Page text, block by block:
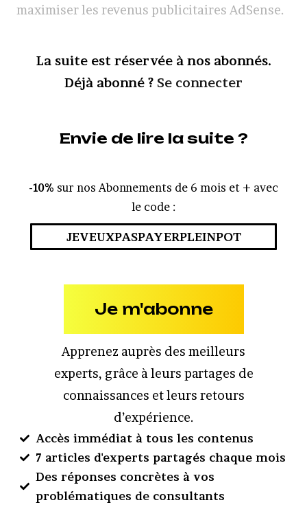
maximiser les revenus publicitaires AdSense.
La suite est réservée à nos abonnés.
Déjà abonné ? Se connecter
Envie de lire la suite ?
-10% sur nos Abonnements de 6 mois et + avec
le code :
JEVEUXPASPAYERPLEINPOT
Je m'abonne
Apprenez auprès des meilleurs
experts, grâce à leurs partages de
connaissances et leurs retours
d’expérience.
Accès immédiat à tous les contenus
7 articles d'experts partagés chaque mois
Des réponses concrètes à vos
problématiques de consultants